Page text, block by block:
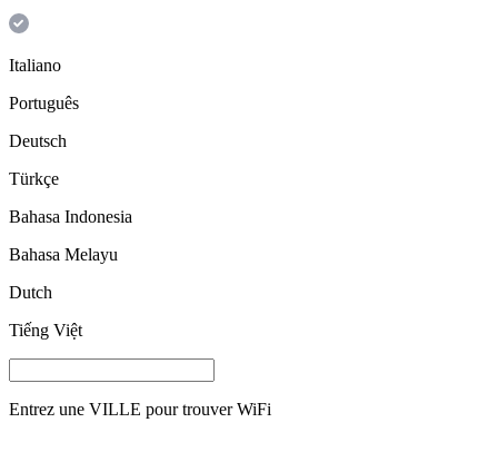
Italiano
Português
Deutsch
Türkçe
Bahasa Indonesia
Bahasa Melayu
Dutch
Tiếng Việt
Entrez une VILLE pour trouver WiFi